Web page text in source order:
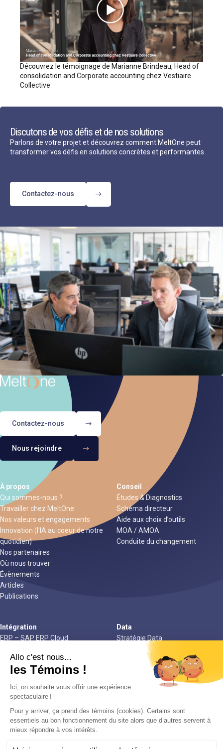
Découvrez le témoignage de Marianne Brindeau, Head of
consolidation and Corporate accounting chez Vestiaire
Collective
Discutons de vos défis et de nos solutions
Parlons de votre projet et découvrez comment MeltOne peut
transformer vos défis en solutions concrètes et performantes.
Contactez-nous
Contactez-nous
Nous rejoindre
À propos
Qui sommes-nous ?
Travailler chez MeltOne
Nos valeurs et engagements
Innovation (l'IA au coeur de notre
quotidien)
Nos partenaires
Où nous trouver
Évènements
Articles
Publications
Conseil
Études & Diagnostics
Schéma directeur
Aide aux choix d’outils
MOA / AMOA
Conduite du changement
Intégration
ERP – SAP ERP Cloud
EPM – Consolidation financière
EPM – Planification connectée
TMA & Assistance au Run
Data
Stratégie Data
Modern Data Stack – Front End
Modern Data Stack – Back End
Gouvernance data
Assistance au run
Nos enjeux
Croissance